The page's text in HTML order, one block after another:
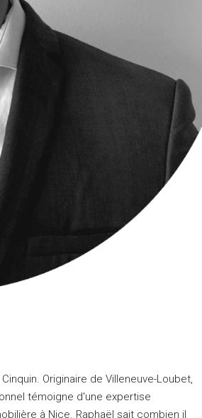
Originaire de Villeneuve-Loubet,
témoigne d'une expertise
à Nice. Raphaël sait combien il